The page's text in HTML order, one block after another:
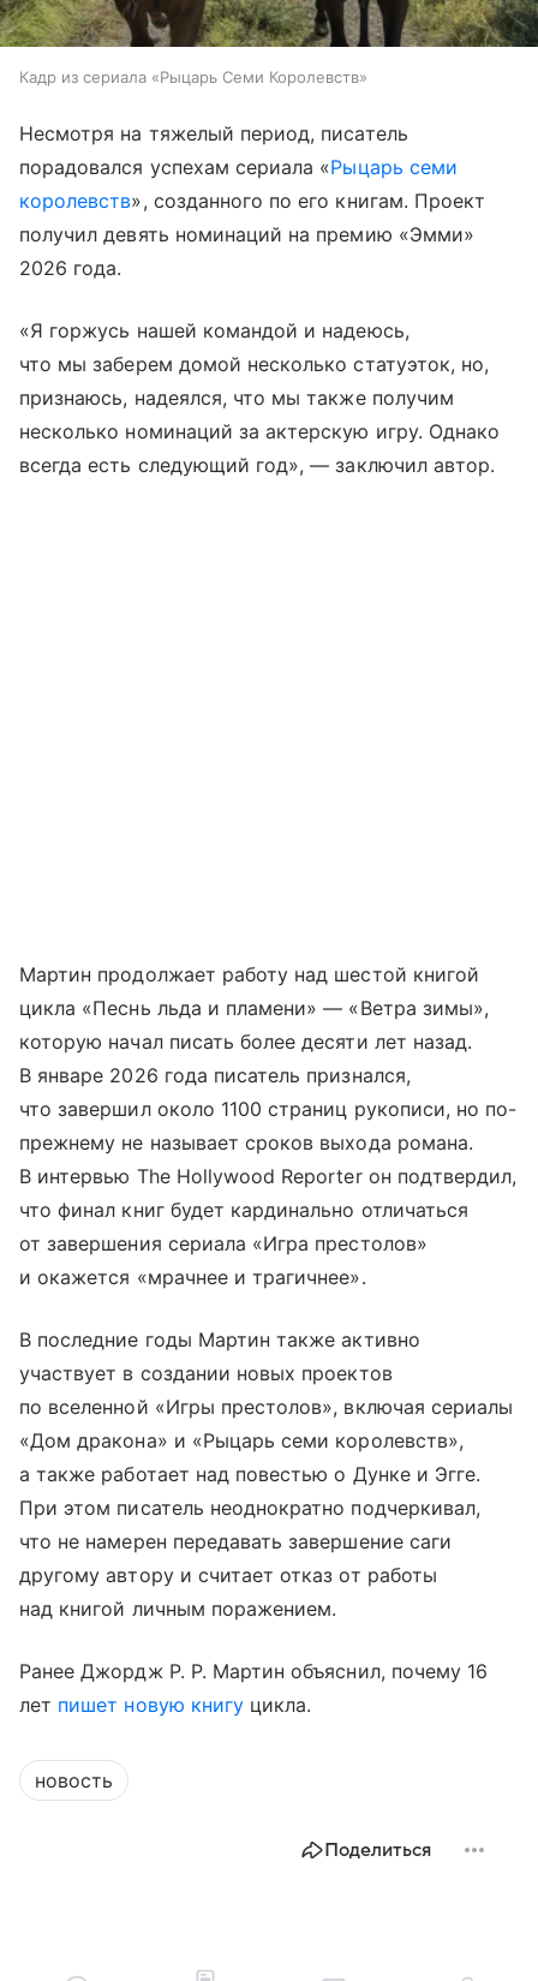
Кадр из сериала «Рыцарь Семи Королевств»
Несмотря на тяжелый период, писатель
порадовался успехам сериала «Рыцарь семи
королевств», созданного по его книгам. Проект
получил девять номинаций на премию «Эмми»
2026 года.
«Я горжусь нашей командой и надеюсь,
что мы заберем домой несколько статуэток, но,
признаюсь, надеялся, что мы также получим
несколько номинаций за актерскую игру. Однако
всегда есть следующий год», — заключил автор.
Мартин продолжает работу над шестой книгой
цикла «Песнь льда и пламени» — «Ветра зимы»,
которую начал писать более десяти лет назад.
В январе 2026 года писатель признался,
что завершил около 1100 страниц рукописи, но по-
прежнему не называет сроков выхода романа.
В интервью The Hollywood Reporter он подтвердил,
что финал книг будет кардинально отличаться
от завершения сериала «Игра престолов»
и окажется «мрачнее и трагичнее».
В последние годы Мартин также активно
участвует в создании новых проектов
по вселенной «Игры престолов», включая сериалы
«Дом дракона» и «Рыцарь семи королевств»,
а также работает над повестью о Дунке и Эгге.
При этом писатель неоднократно подчеркивал,
что не намерен передавать завершение саги
другому автору и считает отказ от работы
над книгой личным поражением.
Ранее Джордж Р. Р. Мартин объяснил, почему 16
лет пишет новую книгу цикла.
новость
Поделиться